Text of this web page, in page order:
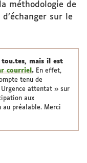
méthodologie de
sur le
tou.tes, mais il est
courriel . En effet,
tenu de
attentat » sur
aux
au préalable. Merci